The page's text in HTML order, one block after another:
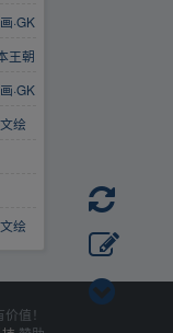
·GK
王朝
·GK
绘
资绘
值！